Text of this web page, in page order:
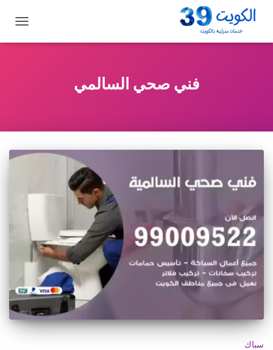
التنقل
فني صحي السالمي
سباك